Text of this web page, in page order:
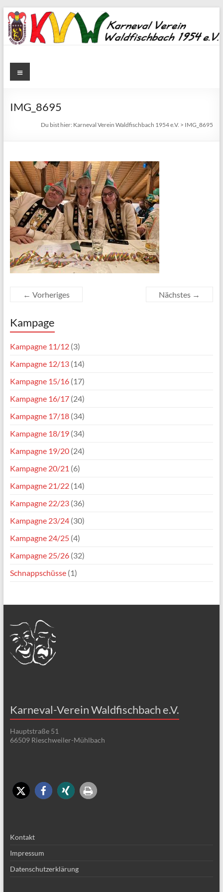
Zum
Inhalt
springen
Karneval
Waldfischbach
1954
Karneval
Verein
Waldfischbach
1954
e.V.
Menü
IMG_8695
Du bist hier: Karneval Verein Waldfischbach 1954 e.V. > IMG_8695
← Vorheriges Nächstes →
Kampage
Kampagne 11/12(3)
Kampagne 12/13(14)
Kampagne 15/16(17)
Kampagne 16/17(24)
Kampagne 17/18(34)
Kampagne 18/19(34)
Kampagne 19/20(24)
Kampagne 20/21 (6)
Kampagne 21/22(14)
Kampagne 22/23(36)
Kampagne 23/24(30)
Kampagne 24/25(4)
Kampagne 25/26(32)
Schnappschüsse(1)
Karneval-Verein Waldfischbach e.V.
Hauptstraße 51
66509 Rieschweiler-Mühlbach
Kontakt
Impressum
Datenschutzerklärung